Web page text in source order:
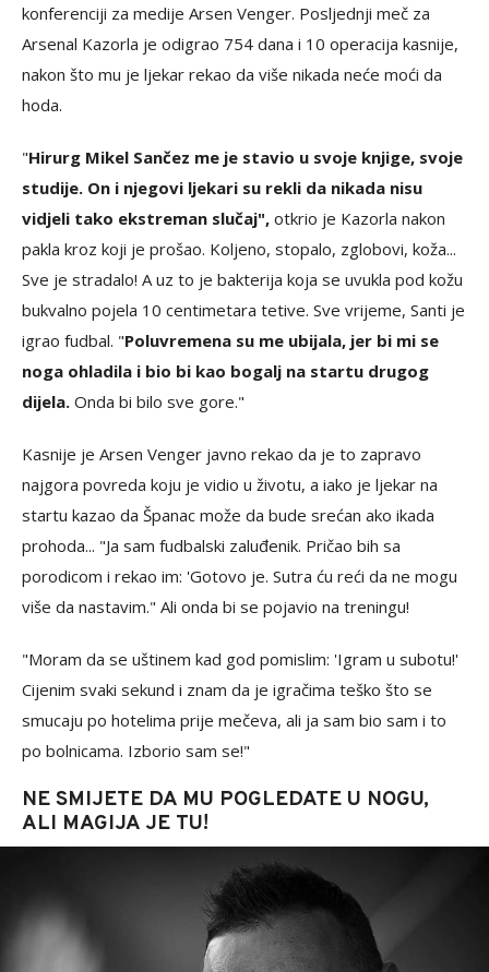
konferenciji za medije Arsen Venger. Posljednji meč za
Arsenal Kazorla je odigrao 754 dana i 10 operacija kasnije,
nakon što mu je ljekar rekao da više nikada neće moći da
hoda.
"Hirurg Mikel Sančez me je stavio u svoje knjige, svoje
studije. On i njegovi ljekari su rekli da nikada nisu
vidjeli tako ekstreman slučaj", otkrio je Kazorla nakon
pakla kroz koji je prošao. Koljeno, stopalo, zglobovi, koža...
Sve je stradalo! A uz to je bakterija koja se uvukla pod kožu
bukvalno pojela 10 centimetara tetive. Sve vrijeme, Santi je
igrao fudbal. "Poluvremena su me ubijala, jer bi mi se
noga ohladila i bio bi kao bogalj na startu drugog
dijela. Onda bi bilo sve gore."
Kasnije je Arsen Venger javno rekao da je to zapravo
najgora povreda koju je vidio u životu, a iako je ljekar na
startu kazao da Španac može da bude srećan ako ikada
prohoda... "Ja sam fudbalski zaluđenik. Pričao bih sa
porodicom i rekao im: 'Gotovo je. Sutra ću reći da ne mogu
više da nastavim." Ali onda bi se pojavio na treningu!
"Moram da se uštinem kad god pomislim: 'Igram u subotu!'
Cijenim svaki sekund i znam da je igračima teško što se
smucaju po hotelima prije mečeva, ali ja sam bio sam i to
po bolnicama. Izborio sam se!"
NE SMIJETE DA MU POGLEDATE U NOGU,
ALI MAGIJA JE TU!